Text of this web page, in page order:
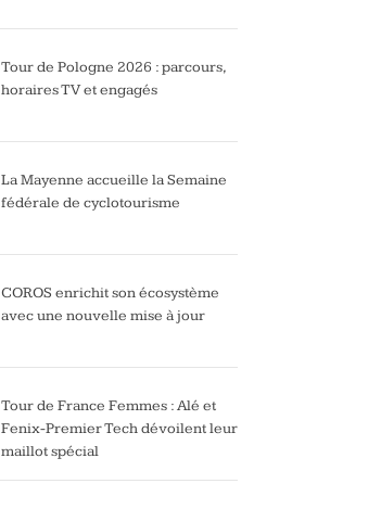
Tour de Pologne 2026 : parcours,
horaires TV et engagés
La Mayenne accueille la Semaine
fédérale de cyclotourisme
COROS enrichit son écosystème
avec une nouvelle mise à jour
Tour de France Femmes : Alé et
Fenix-Premier Tech dévoilent leur
maillot spécial